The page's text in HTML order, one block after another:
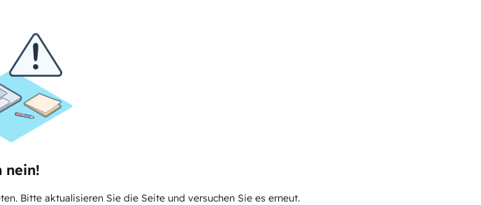
nein!
Bitte aktualisieren Sie die Seite und versuchen Sie es erneut.